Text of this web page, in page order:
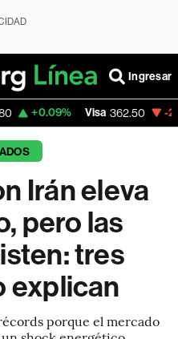
Ingresar
362.50 -2.15%
Irán eleva
pero las
tres
explican
porque el mercado